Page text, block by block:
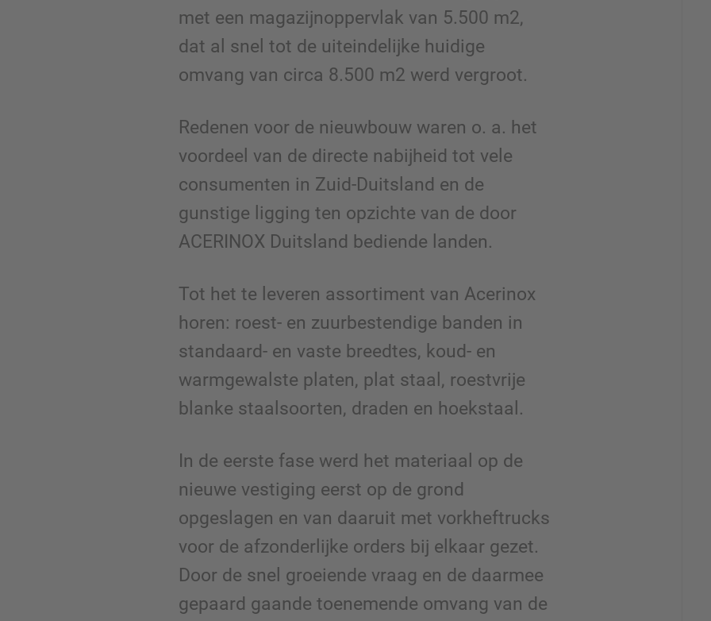
met een magazijnoppervlak van 5.500 m2,
dat al snel tot de uiteindelijke huidige
omvang van circa 8.500 m2 werd vergroot.
Redenen voor de nieuwbouw waren o. a. het
voordeel van de directe nabijheid tot vele
consumenten in Zuid-Duitsland en de
gunstige ligging ten opzichte van de door
ACERINOX Duitsland bediende landen.
Tot het te leveren assortiment van Acerinox
horen: roest- en zuurbestendige banden in
standaard- en vaste breedtes, koud- en
warmgewalste platen, plat staal, roestvrije
blanke staalsoorten, draden en hoekstaal.
In de eerste fase werd het materiaal op de
nieuwe vestiging eerst op de grond
opgeslagen en van daaruit met vorkheftrucks
voor de afzonderlijke orders bij elkaar gezet.
Door de snel groeiende vraag en de daarmee
gepaard gaande toenemende omvang van de